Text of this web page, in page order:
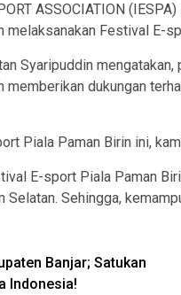
ASSOCIATION
melaksanakan Festival E-
Syaripuddin
memberikan dukungan
Piala Paman Birin ini,
E-sport Piala Paman
Sehingga,
Banjar; Satukan
Indonesia!